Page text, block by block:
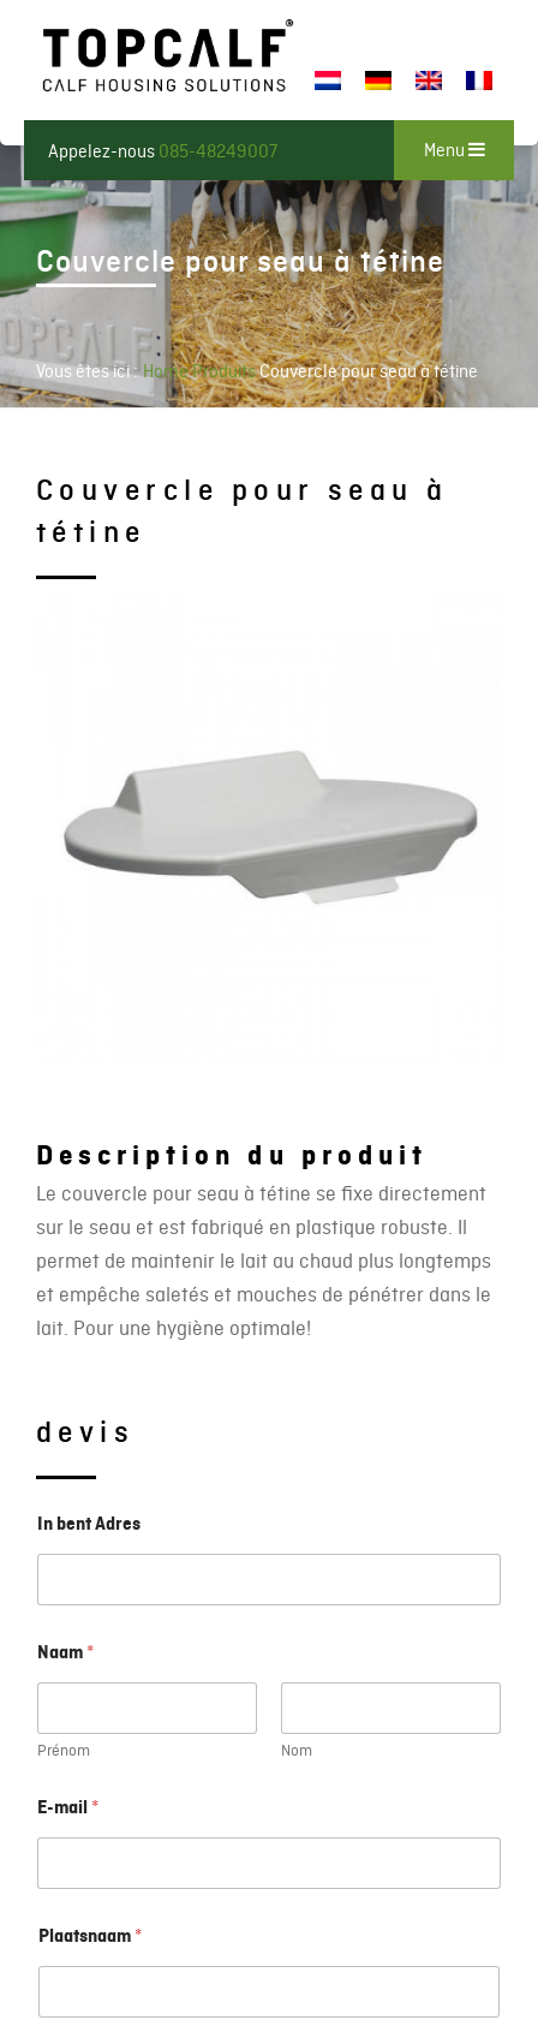
Appelez-nous 085-48249007 Menu
Couvercle pour seau à tétine
Vous êtes ici : HomeProduitsCouvercle pour seau à tétine
Couvercle pour seau à
tétine
Description du produit
Le couvercle pour seau à tétine se fixe directement
sur le seau et est fabriqué en plastique robuste. Il
permet de maintenir le lait au chaud plus longtemps
et empêche saletés et mouches de pénétrer dans le
lait. Pour une hygiène optimale!
devis
In bent Adres
Naam *
Prénom Nom
E-mail *
Plaatsnaam *